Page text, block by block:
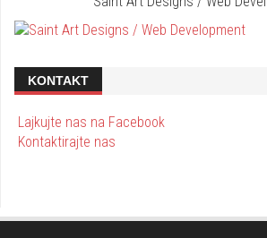
KONTAKT
Lajkujte nas na Facebook
Kontaktirajte nas